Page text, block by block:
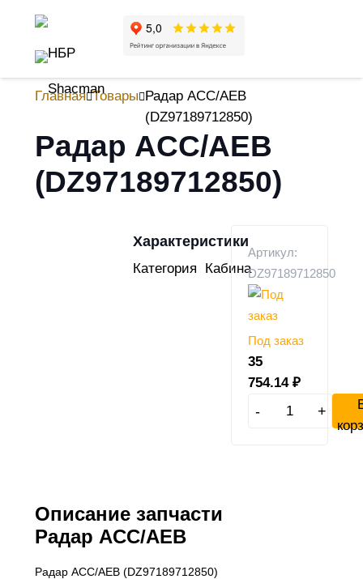
Главная Товары Радар ACC/AEB
(DZ97189712850)
Радар ACC/AEB
(DZ97189712850)
Характеристики
Категория Кабина
Артикул:
DZ97189712850
Под заказ
35
754.14 ₽
- +
Описание запчасти
Радар ACC/AEB
Радар ACC/AEB (DZ97189712850)